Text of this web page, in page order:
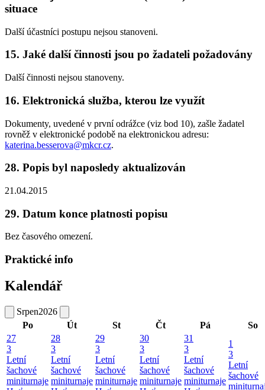
situace
Další účastníci postupu nejsou stanoveni.
15. Jaké další činnosti jsou po žadateli požadovány
Další činnosti nejsou stanoveny.
16. Elektronická služba, kterou lze využít
Dokumenty, uvedené v první odrážce (viz bod 10), zašle žadatel
rovněž v elektronické podobě na elektronickou adresu:
katerina.besserova@mkcr.cz.
28. Popis byl naposledy aktualizován
21.04.2015
29. Datum konce platnosti popisu
Bez časového omezení.
Praktické info
Kalendář
Srpen2026
Po
Út St Čt Pá
So
27
3
Letní
šachové
miniturnaje
28
3
Letní
šachové
miniturnaje
29
3
Letní
šachové
miniturnaje
30
3
Letní
šachové
miniturnaje
31
3
Letní
šachové
miniturnaje
1
3
Letní
šachové